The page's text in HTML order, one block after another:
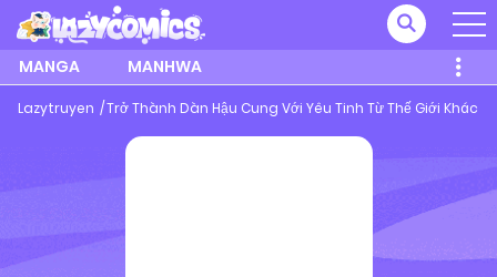
MANGA MANHWA
Lazytruyen Trở Thành Dàn Hậu Cung Với Yêu Tinh Từ Thế Giới Khác